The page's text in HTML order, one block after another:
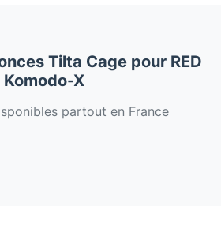
Tilta Cage pour RED
Komodo-X
partout en France